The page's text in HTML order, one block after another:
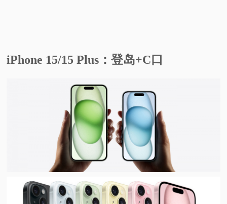
iPhone 15/15 Plus：登岛+C口